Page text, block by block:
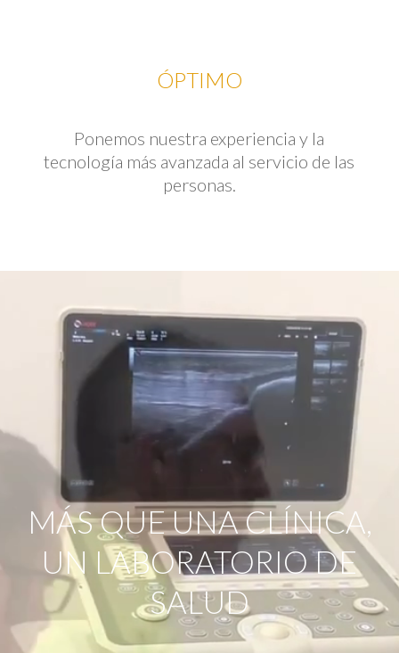
ÓPTIMO
Ponemos nuestra experiencia y la
tecnología más avanzada al servicio de las
personas.
MÁS QUE UNA CLÍNICA,
UN LABORATORIO DE
SALUD